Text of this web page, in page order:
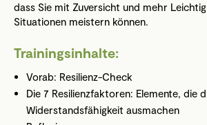
dass Sie mit Zuversicht und mehr
Situationen meistern können.
Trainingsinhalte:
Vorab: Resilienz-Check
Die 7 Resilienzfaktoren: Elemente, die
Widerstandsfähigkeit ausmachen